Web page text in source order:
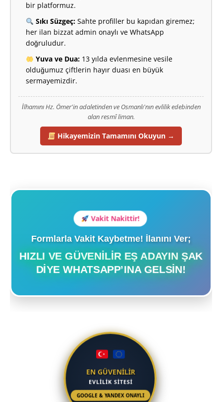
bir platformuz.
Sıkı Süzgeç:Sahte profiller bu kapıdan giremez;
her ilan bizzat admin onaylı ve WhatsApp
doğruludur.
Yuva ve Dua:13 yılda evlenmesine vesile
olduğumuz çiftlerin hayır duası en büyük
sermayemizdir.
İlhamını Hz. Ömer'in adaletinden ve Osmanlı'nın evlilik edebinden
alan resmî liman.
Hikayemizin Tamamını Okuyun →
Vakit Nakittir!
Formlarla Vakit Kaybetme! İlanını Ver;
HIZLI VE GÜVENILIR EŞ ADAYIN ŞAK
DIYE WHATSAPP’INA GELSIN!
EN GÜVENİLİR
EVLİLİK SİTESİ
GOOGLE & YANDEX ONAYLI